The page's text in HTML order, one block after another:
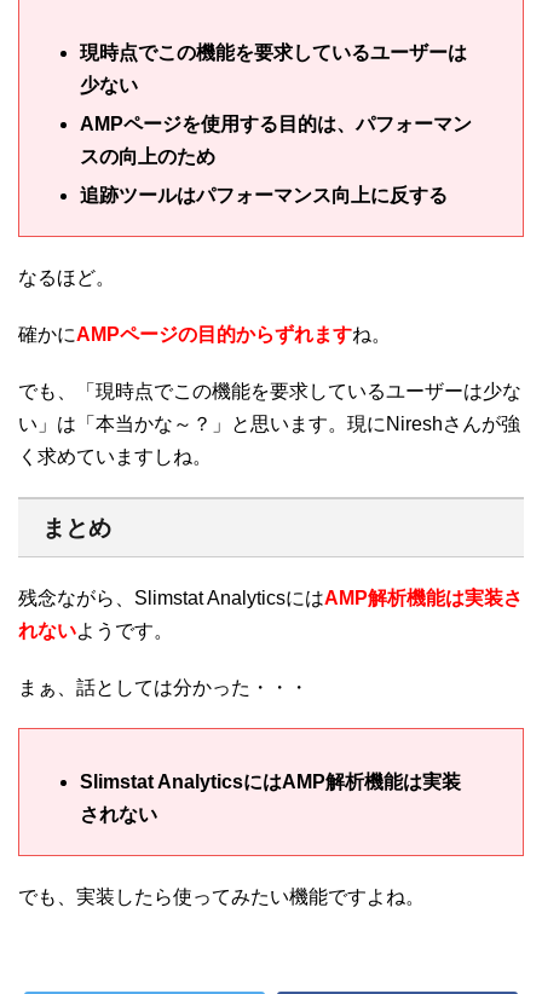
現時点でこの機能を要求しているユーザーは
少ない
AMPページを使用する目的は、パフォーマン
スの向上のため
追跡ツールはパフォーマンス向上に反する
なるほど。
確かにAMPページの目的からずれますね。
でも、「現時点でこの機能を要求しているユーザーは少な
い」は「本当かな～？」と思います。現にNireshさんが強
く求めていますしね。
まとめ
残念ながら、Slimstat AnalyticsにはAMP解析機能は実装さ
れないようです。
まぁ、話としては分かった・・・
Slimstat AnalyticsにはAMP解析機能は実装
されない
でも、実装したら使ってみたい機能ですよね。